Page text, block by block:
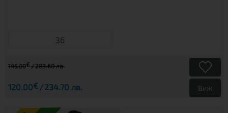
36
145.00€ 283.60 лв.
120.00€ 234.70 лв. Виж